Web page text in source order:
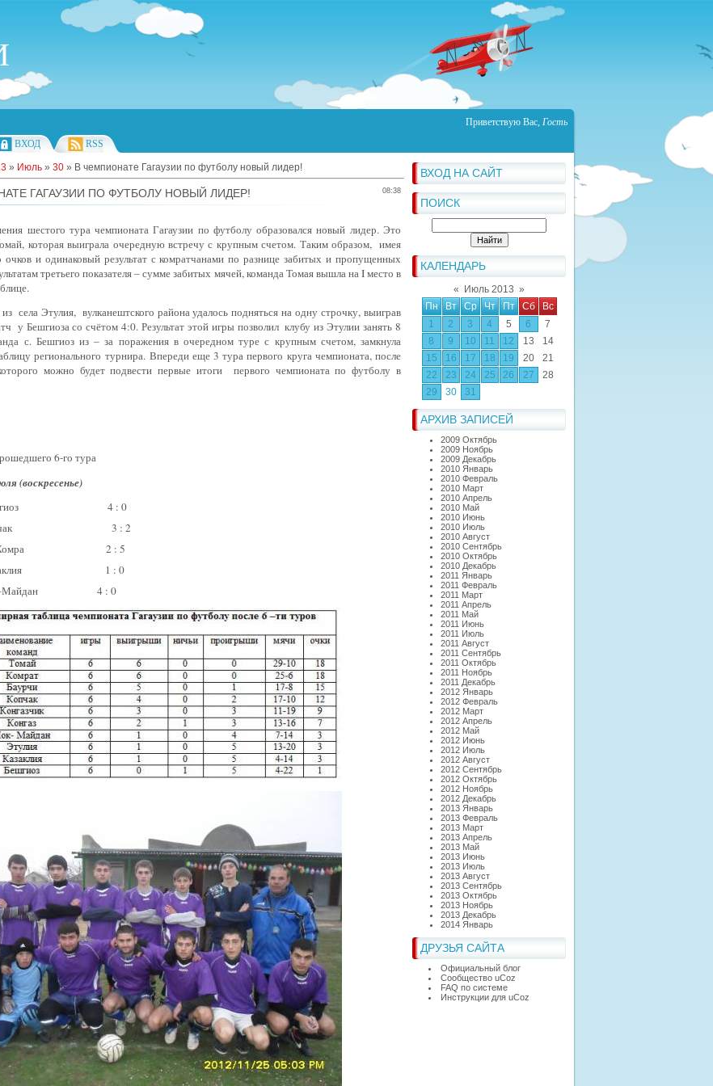
Приветствую Вас, Гость
ВХОД RSS
ВХОД НА САЙТ
ПОИСК
КАЛЕНДАРЬ
« Июль 2013 »
Пн
Вт Ср Чт Пт Сб
Вс
1
2 3 4 5 6
7
8
9 10 11 12 13
14
15
16 17 18 19 20
21
22
23 24 25 26 27
28
29
30 31
АРХИВ ЗАПИСЕЙ
2009 Октябрь
2009 Ноябрь
2009 Декабрь
2010 Январь
2010 Февраль
2010 Март
2010 Апрель
2010 Май
2010 Июнь
2010 Июль
2010 Август
2010 Сентябрь
2010 Октябрь
2010 Декабрь
2011 Январь
2011 Февраль
2011 Март
2011 Апрель
2011 Май
2011 Июнь
2011 Июль
2011 Август
2011 Сентябрь
2011 Октябрь
2011 Ноябрь
2011 Декабрь
2012 Январь
2012 Февраль
2012 Март
2012 Апрель
2012 Май
2012 Июнь
2012 Июль
2012 Август
2012 Сентябрь
2012 Октябрь
2012 Ноябрь
2012 Декабрь
2013 Январь
2013 Февраль
2013 Март
2013 Апрель
2013 Май
2013 Июнь
2013 Июль
2013 Август
2013 Сентябрь
2013 Октябрь
2013 Ноябрь
2013 Декабрь
2014 Январь
ДРУЗЬЯ САЙТА
Официальный блог
Сообщество uCoz
FAQ по системе
Инструкции для uCoz
» Июль » 30 » В чемпионате Гагаузии по футболу новый лидер!
08:38
ГАГАУЗИИ ПО ФУТБОЛУ НОВЫЙ ЛИДЕР!
шестого тура чемпионата Гагаузии по футболу образовался новый лидер. Это
которая выиграла очередную встречу с крупным счетом. Таким образом, имея
очков и одинаковый результат с комратчанами по разнице забитых и пропущенных
третьего показателя – сумме забитых мячей, команда Томая вышла наIместо в
села Этулия, вулканештского района удалось подняться на одну строчку, выиграв
у Бешгиоза со счётом 4:0. Результат этой игры позволил клубу из Этулии занять 8
с. Бешгиоз из – за поражения в очередном туре с крупным счетом, замкнула
регионального турнира. Впереди еще 3 тура первого круга чемпионата, после
можно будет подвести первые итоги
первого чемпионата по футболу в
6-го тура
(воскресенье)
Бешгиоз 4 : 0
– Копчак 3 : 2
– Комра 2 : 5
Казаклия 1 : 0
–Майдан 4 : 0